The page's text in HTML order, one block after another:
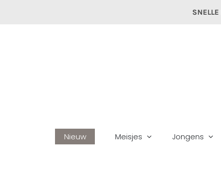
SNELLE
Nieuw Meisjes Jongens